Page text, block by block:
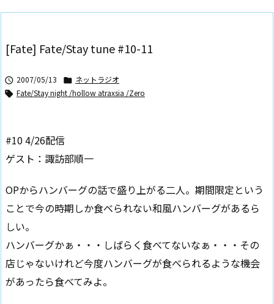
[Fate] Fate/Stay tune #10-11
 2007/05/13  ネットラジオ
 Fate/Stay night /hollow atraxsia /Zero
#10 4/26配信
ゲスト：諏訪部順一
OPからハンバーグの話で盛り上がる二人。期間限定という
ことで今の時期しか食べられない和風ハンバーグがあるら
しい。
ハンバーグかぁ・・・しばらく食べてないなぁ・・・その
店じゃないけれど今度ハンバーグが食べられるような機会
があったら食べてみよ。